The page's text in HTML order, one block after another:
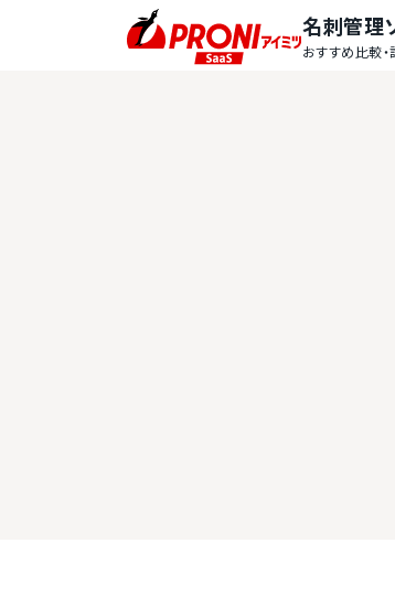
名刺管理
おすすめ比較